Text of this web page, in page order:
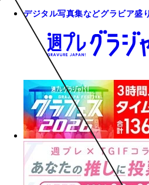
デジタル写真集などグラビア盛